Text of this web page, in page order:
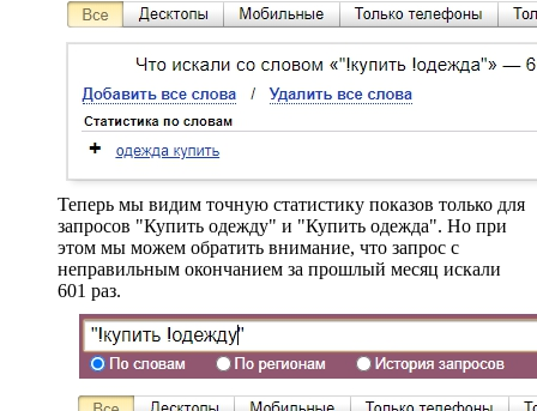
Теперь мы видим точную статистику показов только для
запросов "Купить одежду" и "Купить одежда". Но при
этом мы можем обратить внимание, что запрос с
неправильным окончанием за прошлый месяц искали
601 раз.